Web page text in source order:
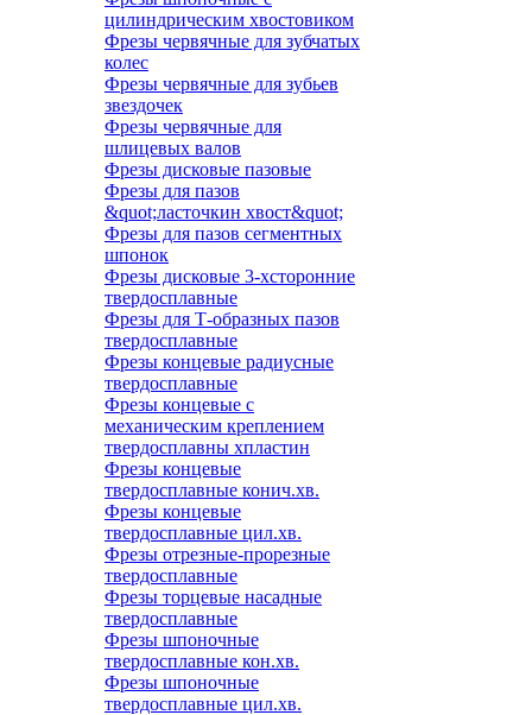
цилиндрическим хвостовиком
Фрезы червячные для зубчатых
колес
Фрезы червячные для зубьев
звездочек
Фрезы червячные для
шлицевых валов
Фрезы дисковые пазовые
Фрезы для пазов
&quot;ласточкин хвост&quot;
Фрезы для пазов сегментных
шпонок
Фрезы дисковые 3-хсторонние
твердосплавные
Фрезы для Т-образных пазов
твердосплавные
Фрезы концевые радиусные
твердосплавные
Фрезы концевые с
механическим креплением
твердосплавны хпластин
Фрезы концевые
твердосплавные конич.хв.
Фрезы концевые
твердосплавные цил.хв.
Фрезы отрезные-прорезные
твердосплавные
Фрезы торцевые насадные
твердосплавные
Фрезы шпоночные
твердосплавные кон.хв.
Фрезы шпоночные
твердосплавные цил.хв.